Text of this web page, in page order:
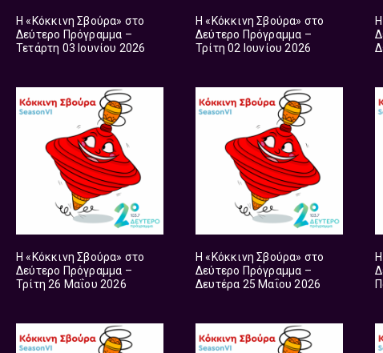
Η «Κόκκινη Σβούρα» στο
Δεύτερο Πρόγραμμα –
Τετάρτη 03 Ιουνίου 2026
Η «Κόκκινη Σβούρα» στο
Δεύτερο Πρόγραμμα –
Τρίτη 02 Ιουνίου 2026
Η «Κόκκινη Σβούρα» στο
Δεύτερο Πρόγραμμα –
Τρίτη 26 Μαΐου 2026
Η «Κόκκινη Σβούρα» στο
Δεύτερο Πρόγραμμα –
Δευτέρα 25 Μαΐου 2026